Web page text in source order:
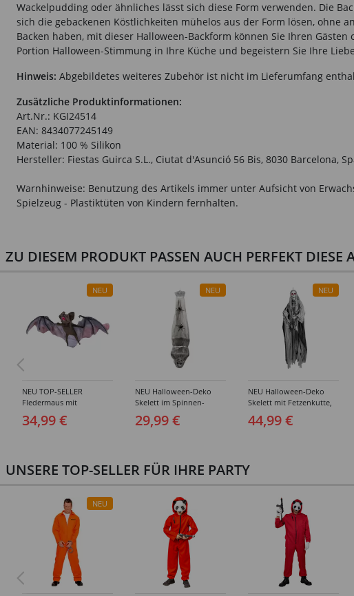
Wackelpudding oder ähnliches lässt sich diese Form verwenden. Die
sich die gebackenen Köstlichkeiten mühelos aus der Form lösen, ohne
Backen haben, mit dieser Halloween-Backform können Sie Ihren
Portion Halloween-Stimmung in Ihre Küche und begeistern Sie Ihre
Hinweis: Abgebildetes weiteres Zubehör ist nicht im Lieferumfang
Zusätzliche Produktinformationen:
Art.Nr.: KGI24514
EAN: 8434077245149
Material: 100 % Silikon
Hersteller: Fiestas Guirca S.L., Ciutat d'Asunció 56 Bis, 8030 Barcelona,
Warnhinweise: Benutzung des Artikels immer unter Aufsicht von
Spielzeug - Plastiktüten von Kindern fernhalten.
ZU DIESEM PRODUKT PASSEN AUCH PERFEKT DIESE
NEU
NEU TOP-SELLER
Fledermaus mit
Bewegung, Licht und
Sound, ca. 72 cm
34,99 €
NEU
NEU Halloween-Deko
Skelett im Spinnen-
Kokon, ca. 120cm
29,99 €
NEU
NEU Halloween-Deko
Skelett mit Fetzenkutte,
ca. 180cm, mit
leuchtenden Augen
44,99 €
UNSERE TOP-SELLER FÜR IHRE PARTY
NEU